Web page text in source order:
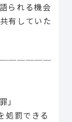
られる機会
有していた
」
罰できる